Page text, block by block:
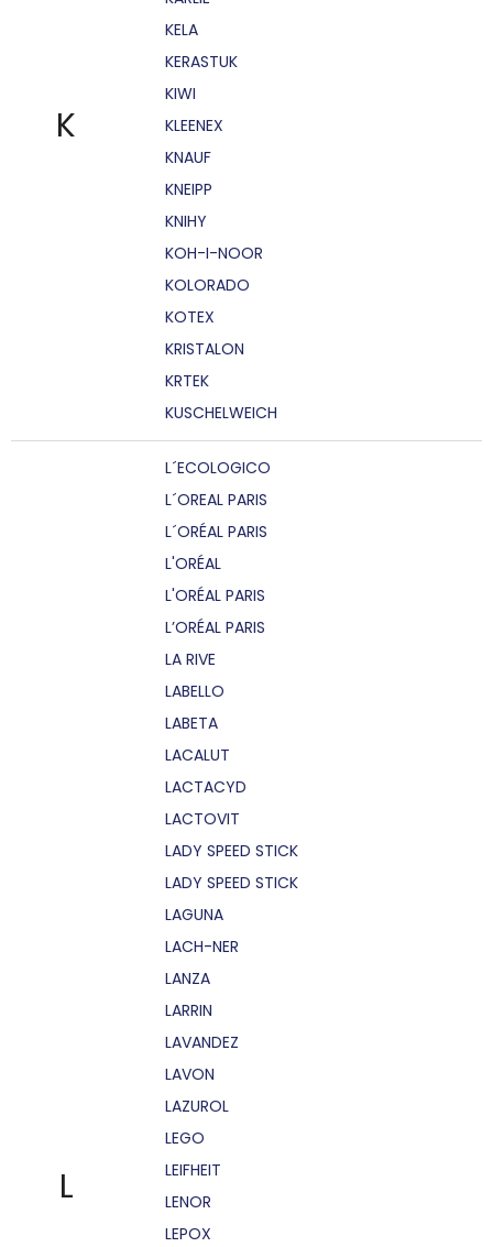
K
KELA
KERASTUK
KIWI
KLEENEX
KNAUF
KNEIPP
KNIHY
KOH-I-NOOR
KOLORADO
KOTEX
KRISTALON
KRTEK
KUSCHELWEICH
L
L´ECOLOGICO
L´OREAL PARIS
L´ORÉAL PARIS
L'ORÉAL
L'ORÉAL PARIS
L’ORÉAL PARIS
LA RIVE
LABELLO
LABETA
LACALUT
LACTACYD
LACTOVIT
LADY SPEED STICK
LADY SPEED STICK
LAGUNA
LACH-NER
LANZA
LARRIN
LAVANDEZ
LAVON
LAZUROL
LEGO
LEIFHEIT
LENOR
LEPOX